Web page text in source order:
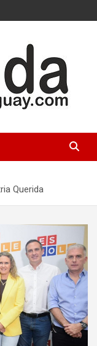
Querida